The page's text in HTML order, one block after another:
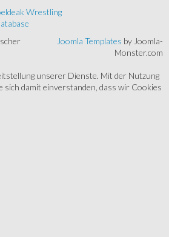
Wrestling
Joomla Templates by Joomla-
Monster.com
unserer Dienste. Mit der Nutzung
sich damit einverstanden, dass wir Cookies